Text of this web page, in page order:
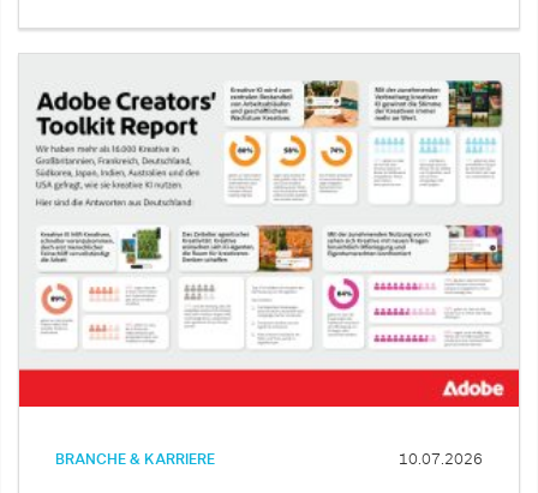
BRANCHE & KARRIERE 10.07.2026